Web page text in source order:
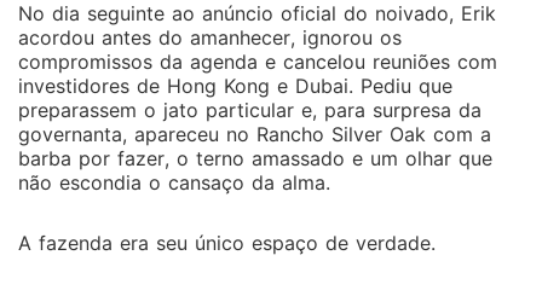
No dia seguinte ao anúncio oficial do noivado, Erik
acordou antes do amanhecer, ignorou os
compromissos da agenda e cancelou reuniões com
investidores de Hong Kong e Dubai. Pediu que
preparassem o jato particular e, para surpresa da
governanta, apareceu no Rancho Silver Oak com a
barba por fazer, o terno amassado e um olhar que
não escondia o cansaço da alma.
A fazenda era seu único espaço de verdade.